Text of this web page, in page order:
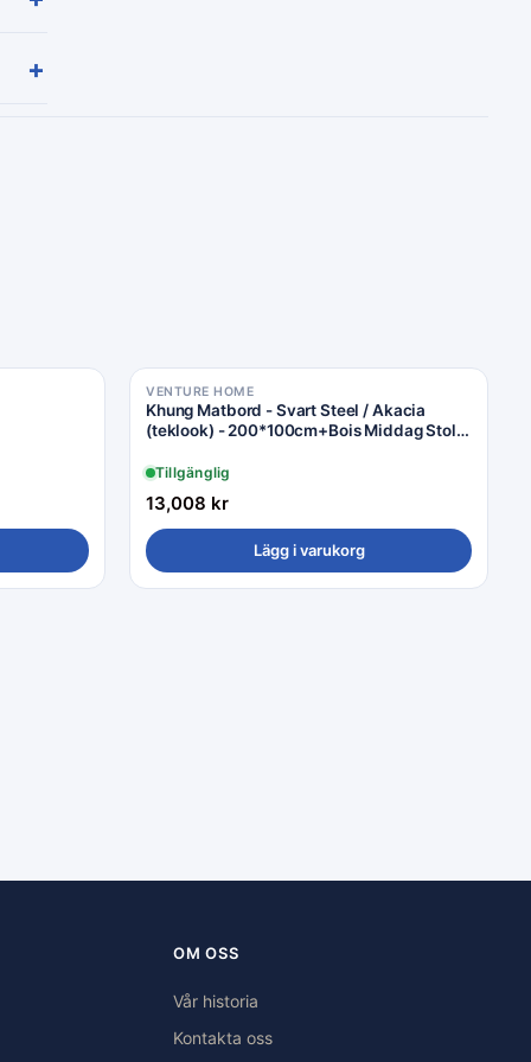
+
VENTURE HOME
Khung Matbord - Svart Steel / Akacia
(teklook) - 200*100cm+Bois Middag Stol |
Tillgänglig
13,008 kr
Lägg i varukorg
OM OSS
Vår historia
Kontakta oss